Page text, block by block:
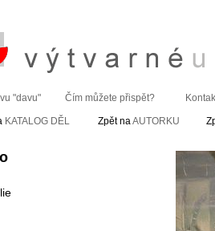
"davu" Čím můžete přispět?
KATALOG DĚL Zpět naAUTORKU